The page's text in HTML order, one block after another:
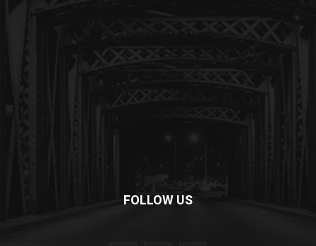
FOLLOW US